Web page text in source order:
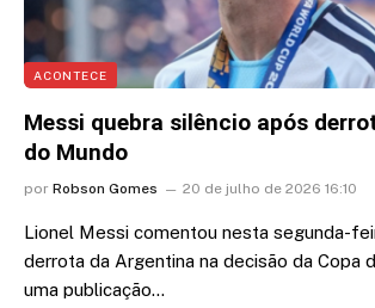
ACONTECE
Messi quebra silêncio após
do Mundo
por Robson Gomes 20 de julho de 2026 16:10
Lionel Messi comentou nesta segunda-
derrota da Argentina na decisão da Copa
uma publicação…